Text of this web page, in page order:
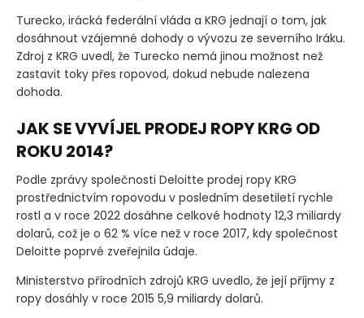
Turecko, irácká federální vláda a KRG jednají o tom, jak
dosáhnout vzájemné dohody o vývozu ze severního Iráku.
Zdroj z KRG uvedl, že Turecko nemá jinou možnost než
zastavit toky přes ropovod, dokud nebude nalezena
dohoda.
JAK SE VYVÍJEL PRODEJ ROPY KRG OD
ROKU 2014?
Podle zprávy společnosti Deloitte prodej ropy KRG
prostřednictvím ropovodu v posledním desetiletí rychle
rostl a v roce 2022 dosáhne celkové hodnoty 12,3 miliardy
dolarů, což je o 62 % více než v roce 2017, kdy společnost
Deloitte poprvé zveřejnila údaje.
Ministerstvo přírodních zdrojů KRG uvedlo, že její příjmy z
ropy dosáhly v roce 2015 5,9 miliardy dolarů.